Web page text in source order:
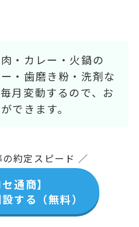
・カレー・火鍋の
・歯磨き粉・洗剤な
月変動するので、お
できます。
約定スピード ／
セ通商】
する（無料）